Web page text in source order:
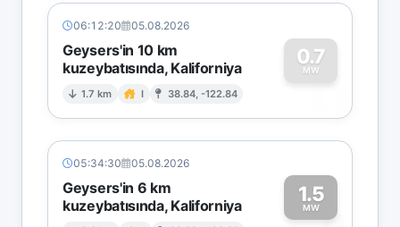
06:12:20 05.08.2026
Geysers'in 10 km
kuzeybatısında, Kaliforniya
1.7 km I 38.84, -122.84
0.7
MW
0
05:34:30 05.08.2026
Geysers'in 6 km
kuzeybatısında, Kaliforniya
1.5
MW